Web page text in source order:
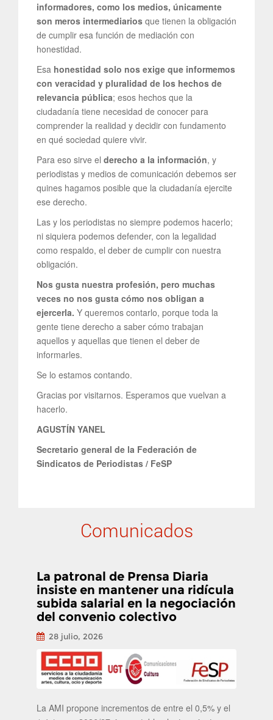
informadores, como los medios, únicamente
son meros intermediarios que tienen la obligación
de cumplir esa función de mediación con
honestidad.
Esa honestidad solo nos exige que informemos
con veracidad y pluralidad de los hechos de
relevancia pública; esos hechos que la
ciudadanía tiene necesidad de conocer para
comprender la realidad y decidir con fundamento
en qué sociedad quiere vivir.
Para eso sirve el derecho a la información, y
periodistas y medios de comunicación debemos ser
quines hagamos posible que la ciudadanía ejercite
ese derecho.
Las y los periodistas no siempre podemos hacerlo;
ni siquiera podemos defender, con la legalidad
como respaldo, el deber de cumplir con nuestra
obligación.
Nos gusta nuestra profesión, pero muchas
veces no nos gusta cómo nos obligan a
ejercerla. Y queremos contarlo, porque toda la
gente tiene derecho a saber cómo trabajan
aquellos y aquellas que tienen el deber de
informarles.
Se lo estamos contando.
Gracias por visitarnos. Esperamos que vuelvan a
hacerlo.
AGUSTÍN YANEL
Secretario general de la Federación de
Sindicatos de Periodistas / FeSP
Comunicados
La patronal de Prensa Diaria
insiste en mantener una ridícula
subida salarial en la negociación
del convenio colectivo
28 julio, 2026
La AMI propone incrementos de entre el 0,5% y el